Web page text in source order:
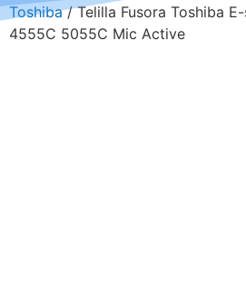
Toshiba/ Telilla Fusora Toshiba
4555C 5055C Mic Active